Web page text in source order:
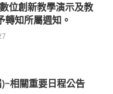
位創新教學演示及教
知所屬週知。
相關重要日程公告